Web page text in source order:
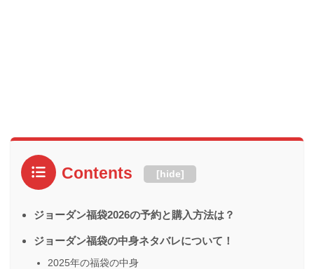
Contents [hide]
ジョーダン福袋2026の予約と購入方法は？
ジョーダン福袋の中身ネタバレについて！
2025年の福袋の中身